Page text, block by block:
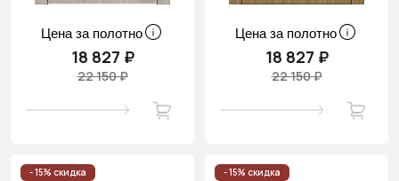
Цена за полотно
18 827 ₽
22 150 ₽
Цена за полотно
18 827 ₽
22 150 ₽
- 15% скидка - 15% скидка